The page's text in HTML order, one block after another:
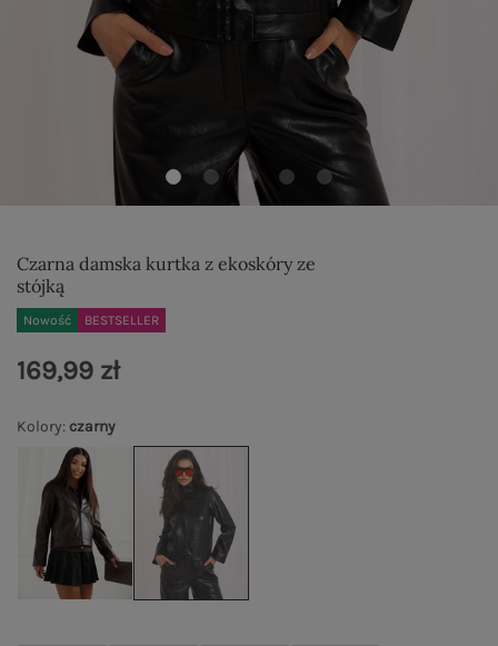
Czarna damska kurtka z ekoskóry ze
stójką
Nowość BESTSELLER
Kolory: czarny
169,99 zł